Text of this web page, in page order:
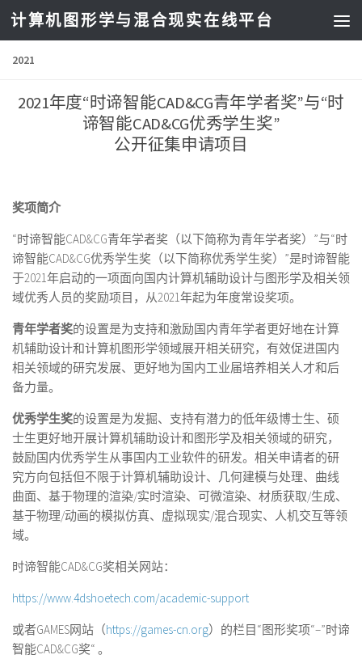
计算机图形学与混合现实在线平台
2021
2021年度“时谛智能CAD&CG青年学者奖”与“时
谛智能CAD&CG优秀学生奖”
公开征集申请项目
奖项简介
“时谛智能CAD&CG青年学者奖（以下简称为青年学者奖）”与“时
谛智能CAD&CG优秀学生奖（以下简称优秀学生奖）”是时谛智能
于2021年启动的一项面向国内计算机辅助设计与图形学及相关领
域优秀人员的奖励项目，从2021年起为年度常设奖项。
青年学者奖的设置是为支持和激励国内青年学者更好地在计算
机辅助设计和计算机图形学领域展开相关研究，有效促进国内
相关领域的研究发展、更好地为国内工业届培养相关人才和后
备力量。
优秀学生奖的设置是为发掘、支持有潜力的低年级博士生、硕
士生更好地开展计算机辅助设计和图形学及相关领域的研究，
鼓励国内优秀学生从事国内工业软件的研发。相关申请者的研
究方向包括但不限于计算机辅助设计、几何建模与处理、曲线
曲面、基于物理的渲染/实时渲染、可微渲染、材质获取/生成、
基于物理/动画的模拟仿真、虚拟现实/混合现实、人机交互等领
域。
时谛智能CAD&CG奖相关网站：
https://www.4dshoetech.com/academic-support
或者GAMES网站（https://games-cn.org）的栏目“图形奖项“–”时谛
智能CAD&CG奖“ 。